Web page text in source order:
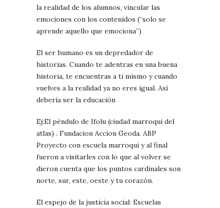
la realidad de los alumnos, vincular las
emociones con los contenidos (“solo se
aprende aquello que emociona”)
El ser humano es un depredador de
historias. Cuando te adentras en una buena
historia, te encuentras a ti mismo y cuando
vuelves a la realidad ya no eres igual. Así
debería ser la educación
Ej:El péndulo de Ifolu (ciudad marroqui del
atlas) . Fundacion Accion Geoda. ABP
Proyecto con escuela marroqui y al final
fueron a visitarles con lo que al volver se
dieron cuenta que los puntos cardinales son
norte, sur, este, oeste y tu corazón.
El espejo de la justicia social: Escuelas